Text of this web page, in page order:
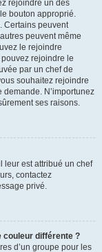
rejoindre un des
bouton approprié.
Certains peuvent
peuvent même
le rejoindre
rejoindre le
par un chef de
souhaitez rejoindre
demande. N’importunez
ses raisons.
leur est attribué un chef
contactez
privé.
couleur différente ?
d’un groupe pour les